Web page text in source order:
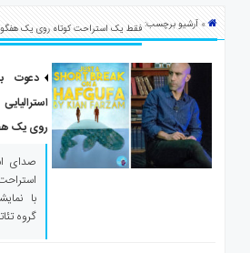
استرالیا» آرشیو برچسب:فقط یک استراحت کوتاه روی یک
دعوت
روی یک
صدای
با
گروه